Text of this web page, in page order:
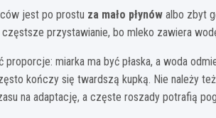
jest po prostu za mało płynów albo zbyt
przystawianie, bo mleko zawiera wodę
miarka ma być płaska, a woda
kończy się twardszą kupką. Nie należy
na adaptację, a częste roszady potrafią